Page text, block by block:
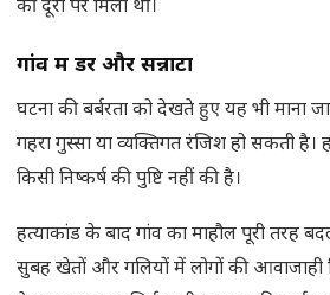
की दूरी पर मिली थीं।
गांव में डर और सन्नाटा
घटना की बर्बरता को देखते हुए यह भी माना
गहरा गुस्सा या व्यक्तिगत रंजिश हो सकती
किसी निष्कर्ष की पुष्टि नहीं की है।
हत्याकांड के बाद गांव का माहौल पूरी तरह
सुबह खेतों और गलियों में लोगों की आवाजाही